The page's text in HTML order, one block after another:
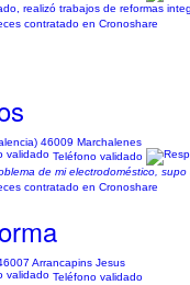
realizó trabajos de reformas
contratado en Cronoshare
46009 Marchalenes
Teléfono validado
de mi electrodoméstico,
contratado en Cronoshare
Arrancapins Jesus
Teléfono validado